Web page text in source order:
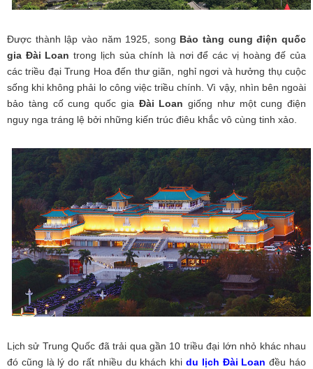
Được thành lập vào năm 1925, song Bảo tàng cung điện quốc
gia Đài Loan trong lịch sủa chính là nơi để các vị hoàng đế của
các triều đại Trung Hoa đến thư giãn, nghỉ ngơi và hưởng thụ cuộc
sống khi không phải lo công việc triều chính. Vì vậy, nhìn bên ngoài
bảo tàng cố cung quốc gia Đài Loan giống như một cung điện
nguy nga tráng lệ bởi những kiến trúc điêu khắc vô cùng tinh xảo.
Lịch sử Trung Quốc đã trải qua gần 10 triều đại lớn nhỏ khác nhau
đó cũng là lý do rất nhiều du khách khi du lịch Đài Loan đều háo